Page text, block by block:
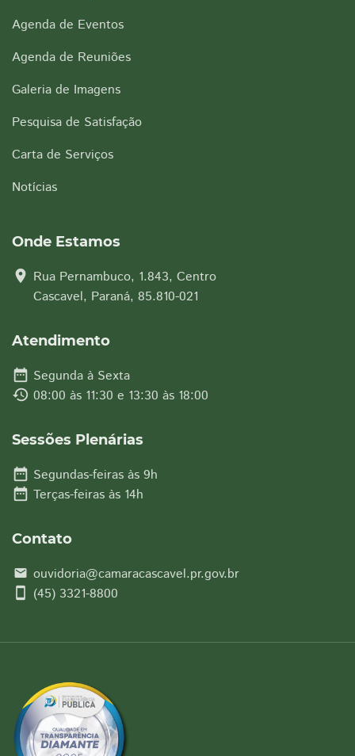
Agenda de Eventos
Agenda de Reuniões
Galeria de Imagens
Pesquisa de Satisfação
Carta de Serviços
Notícias
Onde Estamos
location_on Rua Pernambuco, 1.843, Centro
Cascavel, Paraná, 85.810-021
Atendimento
date_range Segunda à Sexta
history 08:00 às 11:30 e 13:30 às 18:00
Sessões Plenárias
date_range Segundas-feiras às 9h
date_range Terças-feiras às 14h
Contato
email ouvidoria@camaracascavel.pr.gov.br
smartphone (45) 3321-8800